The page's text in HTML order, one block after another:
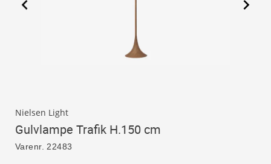
Nielsen Light
Gulvlampe Trafik H.150 cm
Varenr. 22483